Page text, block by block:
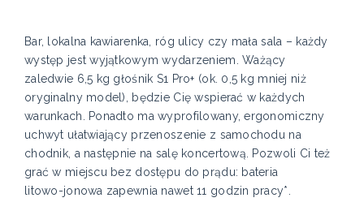
Bar, lokalna kawiarenka, róg ulicy czy mała sala – każdy
występ jest wyjątkowym wydarzeniem. Ważący
zaledwie 6,5 kg głośnik S1 Pro+ (ok. 0,5 kg mniej niż
oryginalny model), będzie Cię wspierać w każdych
warunkach. Ponadto ma wyprofilowany, ergonomiczny
uchwyt ułatwiający przenoszenie z samochodu na
chodnik, a następnie na salę koncertową. Pozwoli Ci też
grać w miejscu bez dostępu do prądu: bateria
litowo-jonowa zapewnia nawet 11 godzin pracy*.